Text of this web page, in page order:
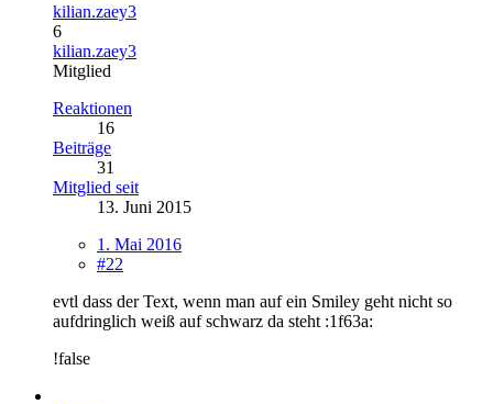
kilian.zaey3
6
kilian.zaey3
Mitglied
Reaktionen
16
Beiträge
31
Mitglied seit
13. Juni 2015
1. Mai 2016
#22
evtl dass der Text, wenn man auf ein Smiley geht nicht so
aufdringlich weiß auf schwarz da steht :1f63a:
!false